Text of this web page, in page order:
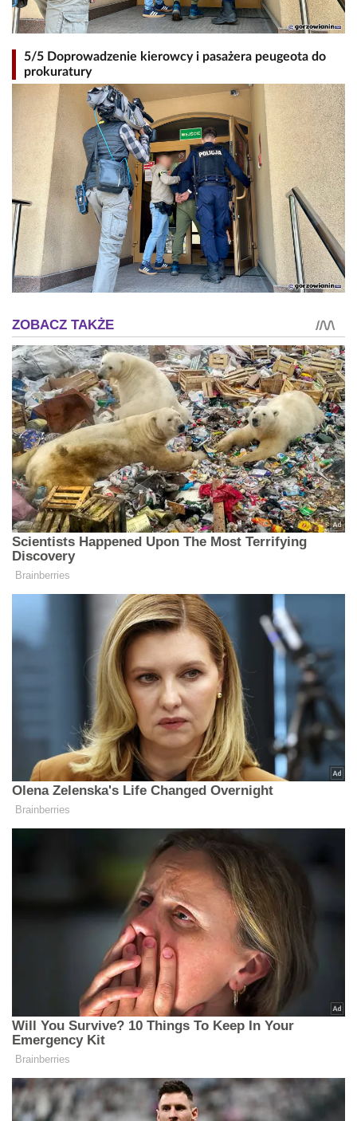
5/5 Doprowadzenie kierowcy i pasażera peugeota do
prokuratury